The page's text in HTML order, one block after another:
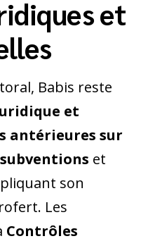
et
Babis reste
et
antérieures sur
et
son
Les
Contrôles